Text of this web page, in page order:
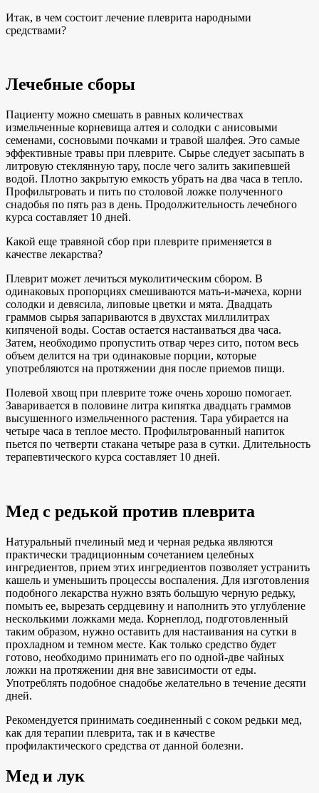
Итак, в чем состоит лечение плеврита народными
средствами?
Лечебные сборы
Пациенту можно смешать в равных количествах
измельченные корневища алтея и солодки с анисовыми
семенами, сосновыми почками и травой шалфея. Это самые
эффективные травы при плеврите. Сырье следует засыпать в
литровую стеклянную тару, после чего залить закипевшей
водой. Плотно закрытую емкость убрать на два часа в тепло.
Профильтровать и пить по столовой ложке полученного
снадобья по пять раз в день. Продолжительность лечебного
курса составляет 10 дней.
Какой еще травяной сбор при плеврите применяется в
качестве лекарства?
Плеврит может лечиться муколитическим сбором. В
одинаковых пропорциях смешиваются мать-и-мачеха, корни
солодки и девясила, липовые цветки и мята. Двадцать
граммов сырья запариваются в двухстах миллилитрах
кипяченой воды. Состав остается настаиваться два часа.
Затем, необходимо пропустить отвар через сито, потом весь
объем делится на три одинаковые порции, которые
употребляются на протяжении дня после приемов пищи.
Полевой хвощ при плеврите тоже очень хорошо помогает.
Заваривается в половине литра кипятка двадцать граммов
высушенного измельченного растения. Тара убирается на
четыре часа в теплое место. Профильтрованный напиток
пьется по четверти стакана четыре раза в сутки. Длительность
терапевтического курса составляет 10 дней.
Мед с редькой против плеврита
Натуральный пчелиный мед и черная редька являются
практически традиционным сочетанием целебных
ингредиентов, прием этих ингредиентов позволяет устранить
кашель и уменьшить процессы воспаления. Для изготовления
подобного лекарства нужно взять большую черную редьку,
помыть ее, вырезать сердцевину и наполнить это углубление
несколькими ложками меда. Корнеплод, подготовленный
таким образом, нужно оставить для настаивания на сутки в
прохладном и темном месте. Как только средство будет
готово, необходимо принимать его по одной-две чайных
ложки на протяжении дня вне зависимости от еды.
Употреблять подобное снадобье желательно в течение десяти
дней.
Рекомендуется принимать соединенный с соком редьки мед,
как для терапии плеврита, так и в качестве
профилактического средства от данной болезни.
Мед и лук